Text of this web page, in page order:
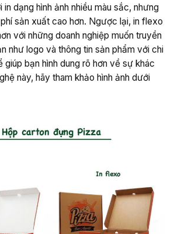
dạng hình ảnh nhiều màu sắc, nhưng
sản xuất cao hơn. Ngược lại, in flexo
với những doanh nghiệp muốn truyền
như logo và thông tin sản phẩm với chi
giúp bạn hình dung rõ hơn về sự khác
này, hãy tham khảo hình ảnh dưới